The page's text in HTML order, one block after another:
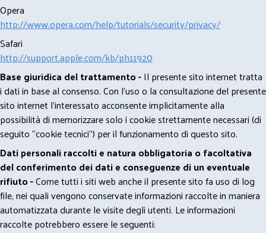
Opera
http://www.opera.com/help/tutorials/security/privacy/
Safari
http://support.apple.com/kb/ph11920
Base giuridica del trattamento -Il presente sito internet tratta
i dati in base al consenso. Con l'uso o la consultazione del presente
sito internet l’interessato acconsente implicitamente alla
possibilità di memorizzare solo i cookie strettamente necessari (di
seguito “cookie tecnici”) per il funzionamento di questo sito.
Dati personali raccolti e natura obbligatoria o facoltativa
del conferimento dei dati e conseguenze di un eventuale
rifiuto -Come tutti i siti web anche il presente sito fa uso di log
file, nei quali vengono conservate informazioni raccolte in maniera
automatizzata durante le visite degli utenti. Le informazioni
raccolte potrebbero essere le seguenti: